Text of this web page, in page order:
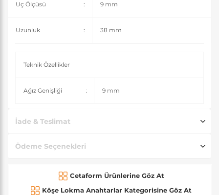
Uç Ölçüsü : 9 mm
Uzunluk : 38 mm
Teknik Özellikler
Ağız Genişliği : 9 mm
İade & Teslimat
Ödeme Seçenekleri
Cetaform Ürünlerine Göz At
Köşe Lokma Anahtarlar Kategorisine Göz At